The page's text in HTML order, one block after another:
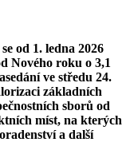
od 1. ledna 2026
Nového roku o 3,1
ve středu 24.
základních
sborů od
míst, na kterých
a další